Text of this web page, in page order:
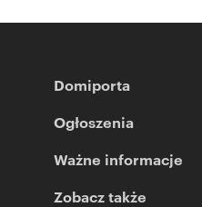
Domiporta
Ogłoszenia
Ważne informacje
Zobacz także